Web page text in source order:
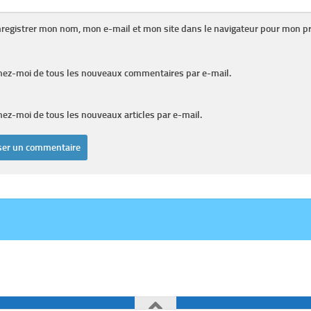
mon nom, mon e-mail et mon site dans le navigateur pour mon
moi de tous les nouveaux commentaires par e-mail.
moi de tous les nouveaux articles par e-mail.